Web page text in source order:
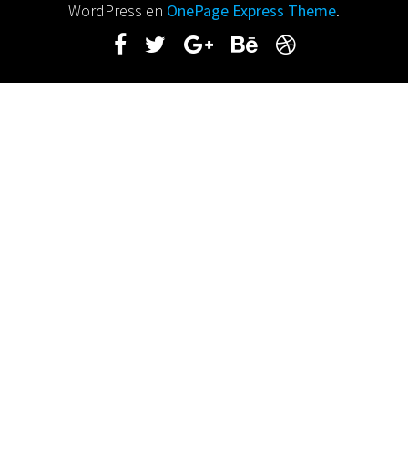
WordPress en OnePage Express Theme.